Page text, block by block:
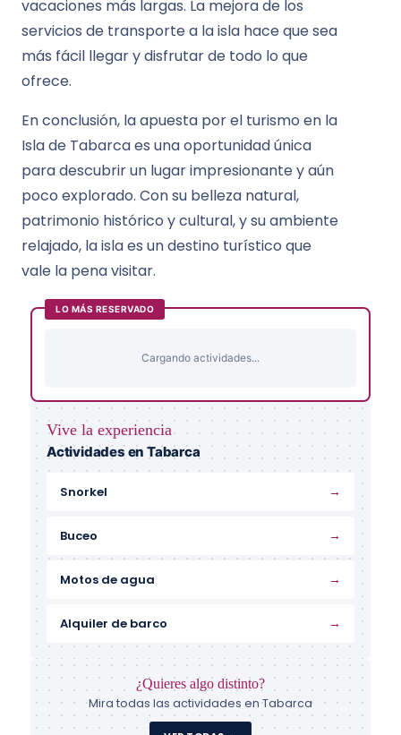
vacaciones más largas. La mejora de los
servicios de transporte a la isla hace que sea
más fácil llegar y disfrutar de todo lo que
ofrece.
En conclusión, la apuesta por el turismo en la
Isla de Tabarca es una oportunidad única
para descubrir un lugar impresionante y aún
poco explorado. Con su belleza natural,
patrimonio histórico y cultural, y su ambiente
relajado, la isla es un destino turístico que
vale la pena visitar.
LO MÁS RESERVADO
Cargando actividades...
Vive la experiencia
Actividades en Tabarca
Snorkel →
Buceo →
Motos de agua →
Alquiler de barco →
¿Quieres algo distinto?
Mira todas las actividades en Tabarca